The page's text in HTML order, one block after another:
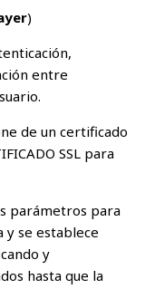
)
entre
de un certificado
SSL para
parámetros para
y se establece
y
hasta que la